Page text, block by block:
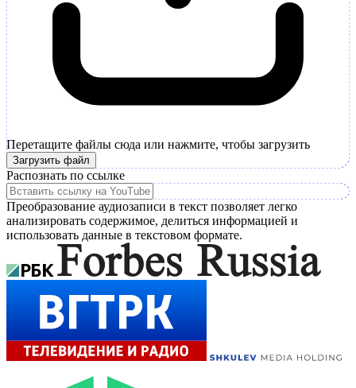
Перетащите файлы сюда или нажмите, чтобы загрузить
Загрузить файл
Распознать по ссылке
Преобразование аудиозаписи в текст позволяет легко
анализировать содержимое, делиться информацией и
использовать данные в текстовом формате.